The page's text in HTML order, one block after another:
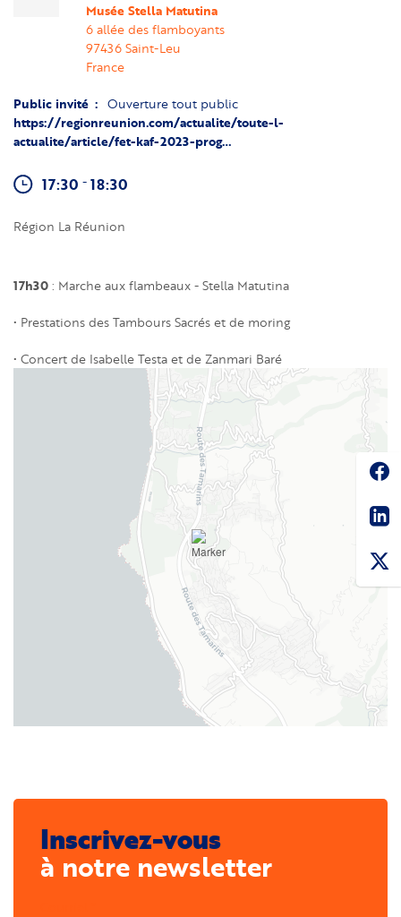
Musée Stella Matutina
6 allée des flamboyants
97436 Saint-Leu
France
Public invité Ouverture tout public
https://regionreunion.com/actualite/toute-l-
actualite/article/fet-kaf-2023-prog…
17:30 - 18:30
Région La Réunion
17h30 : Marche aux flambeaux - Stella Matutina
• Prestations des Tambours Sacrés et de moring
• Concert de Isabelle Testa et de Zanmari Baré
Inscrivez-vous
à notre newsletter